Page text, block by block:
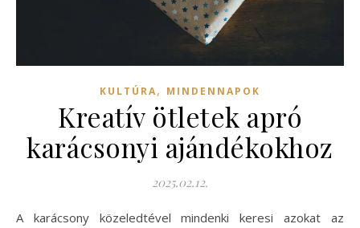
KULTÚRA, MINDENNAPOK
Kreatív ötletek apró
karácsonyi ajándékokhoz
2025.02.12.
A karácsony közeledtével mindenki keresi azokat az